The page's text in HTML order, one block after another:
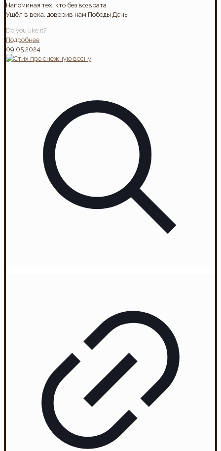
Напоминая тех, кто без возврата
Ушёл в века, доверив нам Победы День.
Do you like it?
Подробнее
09.05.2024